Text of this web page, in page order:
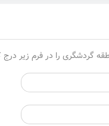
گردشگری را در فرم زیر درج